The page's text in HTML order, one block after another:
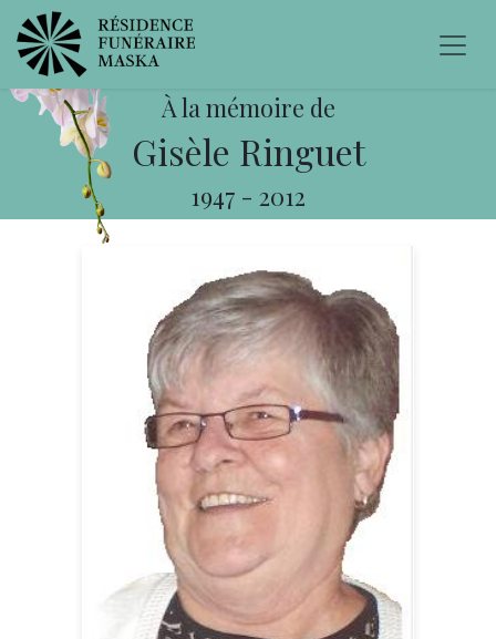
À la mémoire de
Gisèle Ringuet
1947 - 2012